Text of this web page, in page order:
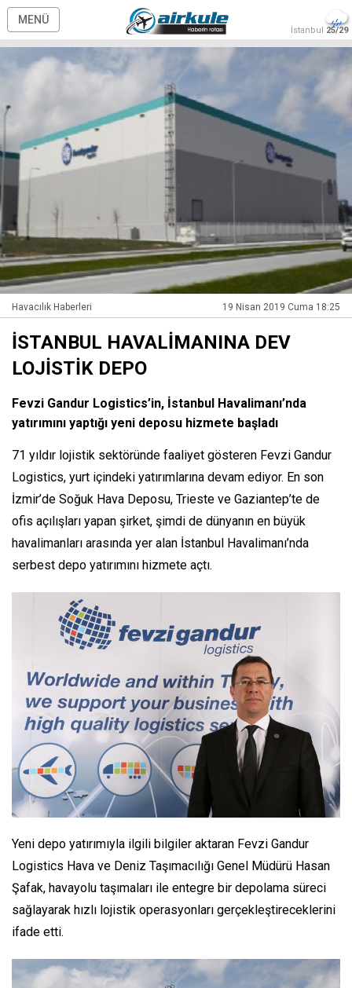
MENÜ
İstanbul 25/29
Havacılık Haberleri 19 Nisan 2019 Cuma 18:25
İSTANBUL HAVALİMANINA DEV
LOJİSTİK DEPO
Fevzi Gandur Logistics’in, İstanbul Havalimanı’nda
yatırımını yaptığı yeni deposu hizmete başladı
71 yıldır lojistik sektöründe faaliyet gösteren Fevzi Gandur
Logistics, yurt içindeki yatırımlarına devam ediyor. En son
İzmir’de Soğuk Hava Deposu, Trieste ve Gaziantep’te de
ofis açılışları yapan şirket, şimdi de dünyanın en büyük
havalimanları arasında yer alan İstanbul Havalimanı’nda
serbest depo yatırımını hizmete açtı.
Yeni depo yatırımıyla ilgili bilgiler aktaran Fevzi Gandur
Logistics Hava ve Deniz Taşımacılığı Genel Müdürü Hasan
Şafak, havayolu taşımaları ile entegre bir depolama süreci
sağlayarak hızlı lojistik operasyonları gerçekleştireceklerini
ifade etti.